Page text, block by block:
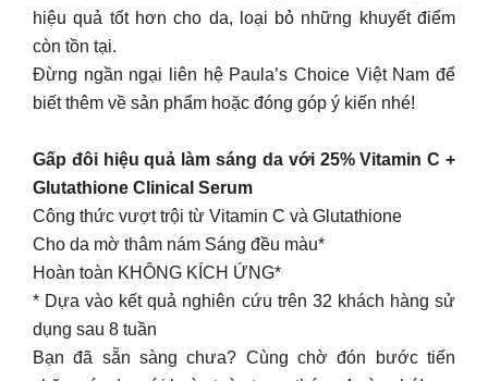
hiệu quả tốt hơn cho da, loại bỏ những khuyết điểm
còn tồn tại.
Đừng ngần ngại liên hệ Paula’s Choice Việt Nam để
biết thêm về sản phẩm hoặc đóng góp ý kiến nhé!
Gấp đôi hiệu quả làm sáng da với 25% Vitamin C +
Glutathione Clinical Serum
Công thức vượt trội từ Vitamin C và Glutathione
Cho da mờ thâm nám Sáng đều màu*
Hoàn toàn KHÔNG KÍCH ỨNG*
* Dựa vào kết quả nghiên cứu trên 32 khách hàng sử
dụng sau 8 tuần
Bạn đã sẵn sàng chưa? Cùng chờ đón bước tiến